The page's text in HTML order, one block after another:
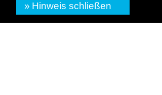
Hinweis schließen